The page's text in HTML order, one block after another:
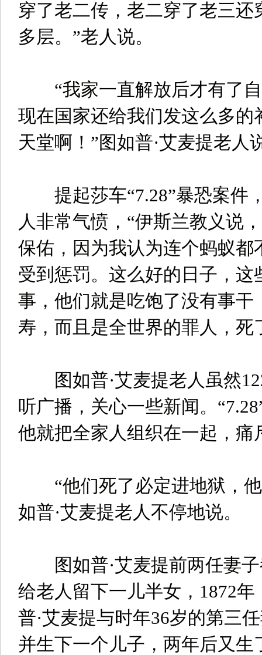
穿了老二传，老二穿了老三还
多层。”老人说。
“我家一直解放后才有了自
现在国家还给我们发这么多的
天堂啊！”图如普·艾麦提老人
提起莎车“7.28”暴恐案件
人非常气愤，“伊斯兰教义说
保佑，因为我认为连个蚂蚁都
受到惩罚。这么好的日子，这
事，他们就是吃饱了没有事干
寿，而且是全世界的罪人，死
图如普·艾麦提老人虽然
听广播，关心一些新闻。
他就把全家人组织在一起，痛
“他们死了必定进地狱，他
如普·艾麦提老人不停地说。
图如普·艾麦提前两任妻子
给老人留下一儿半女，1872
普·艾麦提与时年36岁的第三
并生下一个儿子，两年后又生